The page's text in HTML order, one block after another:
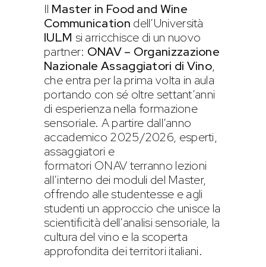
Il Master in Food and Wine
Communication dell’Università
IULM si arricchisce di un nuovo
partner: ONAV – Organizzazione
Nazionale Assaggiatori di Vino,
che entra per la prima volta in aula
portando con sé oltre settant’anni
di esperienza nella formazione
sensoriale. A partire dall’anno
accademico 2025/2026, esperti,
assaggiatori e
formatori ONAV terranno lezioni
all’interno dei moduli del Master,
offrendo alle studentesse e agli
studenti un approccio che unisce la
scientificità dell’analisi sensoriale, la
cultura del vino e la scoperta
approfondita dei territori italiani.